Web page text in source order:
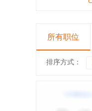
所有职位
排序方式：